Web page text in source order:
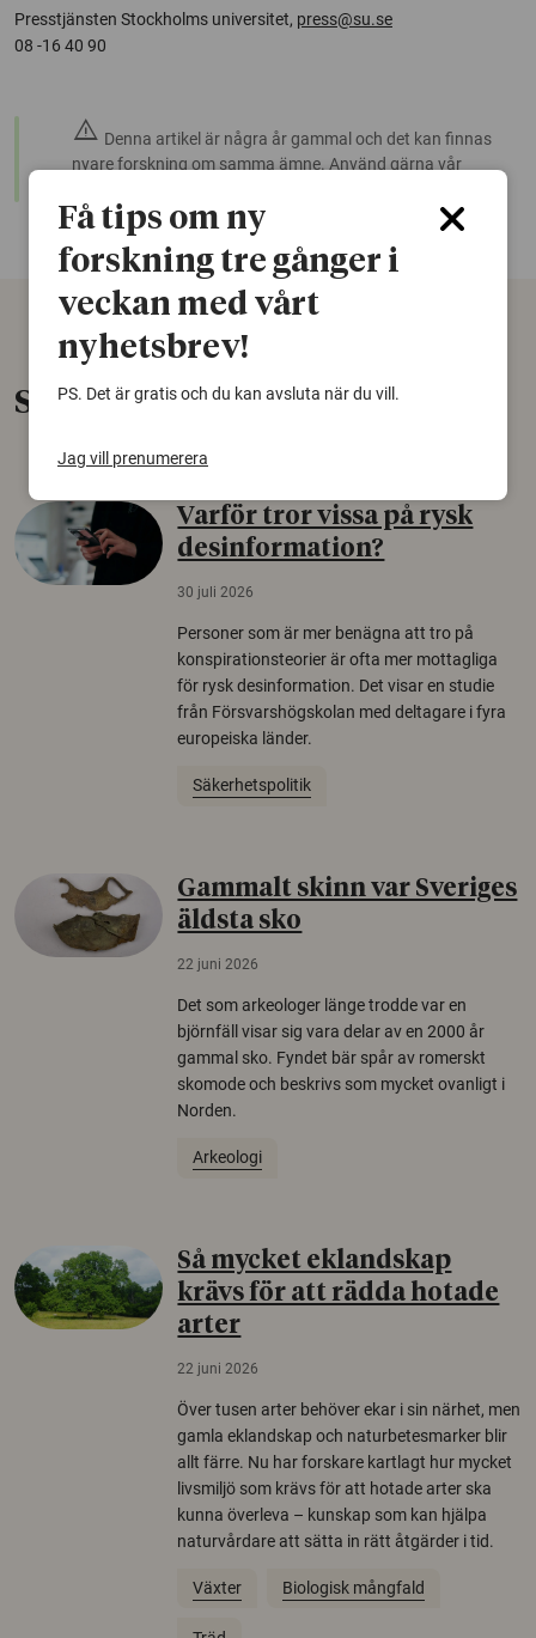
Presstjänsten Stockholms universitet, press@su.se
08 -16 40 90
warning Denna artikel är några år gammal och det kan finnas
nyare forskning om samma ämne. Använd gärna vår
Senaste nytt
Varför tror vissa på rysk
desinformation?
30 juli 2026
Personer som är mer benägna att tro på
konspirationsteorier är ofta mer mottagliga
för rysk desinformation. Det visar en studie
från Försvarshögskolan med deltagare i fyra
europeiska länder.
Säkerhetspolitik
Gammalt skinn var Sveriges
äldsta sko
22 juni 2026
Det som arkeologer länge trodde var en
björnfäll visar sig vara delar av en 2000 år
gammal sko. Fyndet bär spår av romerskt
skomode och beskrivs som mycket ovanligt i
Norden.
Arkeologi
Så mycket eklandskap
krävs för att rädda hotade
arter
22 juni 2026
Över tusen arter behöver ekar i sin närhet, men
gamla eklandskap och naturbetesmarker blir
allt färre. Nu har forskare kartlagt hur mycket
livsmiljö som krävs för att hotade arter ska
kunna överleva – kunskap som kan hjälpa
naturvårdare att sätta in rätt åtgärder i tid.
Växter Biologisk mångfald
Få tips om ny
forskning tre gånger i
veckan med vårt
nyhetsbrev!
PS. Det är gratis och du kan avsluta när du vill.
Jag vill prenumerera